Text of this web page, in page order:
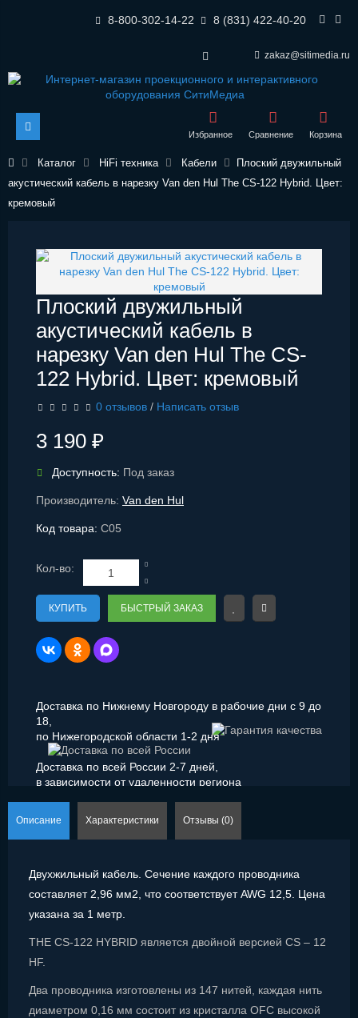
8 (831) 422-40-20
8-800-302-14-22
zakaz@sitimedia.ru
Корзина
Сравнение
Избранное
Каталог HiFi техника Кабели
Плоский двужильный
акустический кабель в нарезку Van den Hul The CS-122 Hybrid. Цвет:
кремовый
Плоский двужильный
акустический кабель в
нарезку Van den Hul The CS-
122 Hybrid. Цвет: кремовый
0 отзывов / Написать отзыв
3 190 ₽
Доступность: Под заказ
Производитель: Van den Hul
Код товара: C05
Кол-во:
КУПИТЬ БЫСТРЫЙ ЗАКАЗ
Доставка по Нижнему Новгороду в рабочие дни с 9 до
18,
по Нижегородской области 1-2 дня
Доставка по всей России 2-7 дней,
в зависимости от удаленности региона
Описание Характеристики Отзывы (0)
Двухжильный кабель. Сечение каждого проводника
составляет 2,96 мм2, что соответствует AWG 12,5. Цена
указана за 1 метр.
THE CS-122 HYBRID является двойной версией CS – 12
HF.
Два проводника изготовлены из 147 нитей, каждая нить
диаметром 0,16 мм состоит из кристалла OFC высокой